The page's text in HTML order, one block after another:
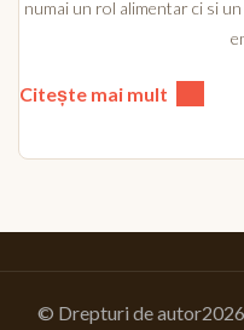
numai un rol alimentar ci si
Citește mai mult
© Drepturi de autor2026